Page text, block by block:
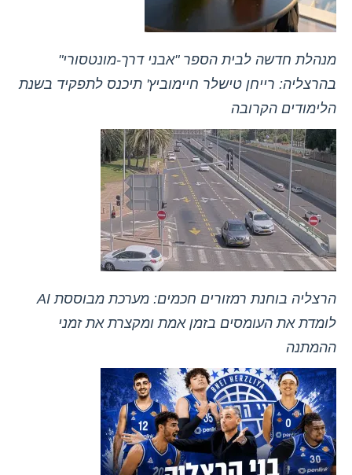
מנהלת חדשה לבית הספר "אבני דרך-מונטסורי"
בהרצליה: רייחן טישלר חיימוביץ' תיכנס לתפקיד בשנת
הלימודים הקרובה
הרצליה בוחנת רמזורים חכמים: מערכת מבוססת AI
לומדת את העומסים בזמן אמת ומקצרת את זמני
ההמתנה